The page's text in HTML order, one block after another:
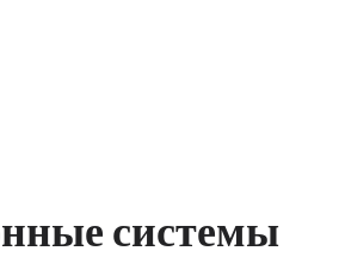
системы